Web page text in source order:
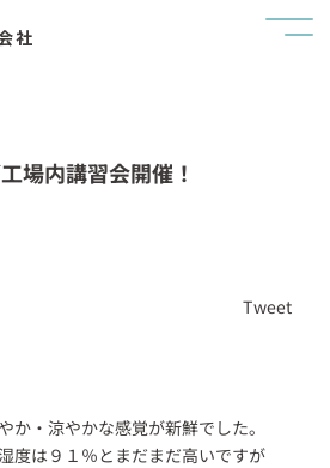
社
場内講習会開催！
Tweet
か・涼やかな感覚が新鮮でした。
は９１％とまだまだ高いですが